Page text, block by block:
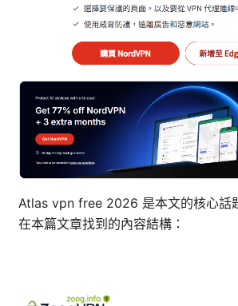
Atlas vpn free 2026 是本文的核心話
在本篇文章找到的內容結構：